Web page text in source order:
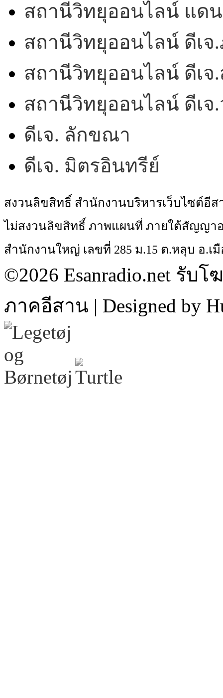
สถานีวิทยุออนไลน์ แดน
สถานีวิทยุออนไลน์ ดีเจ
สถานีวิทยุออนไลน์ ดีเจ
สถานีวิทยุออนไลน์ ดีเ
ดีเจ. ลักขณา
ดีเจ. มิตรอินทรีย์
สงวนลิขสิทธิ์ สำนักงานบริหารเว็บไซต์อีส
ไม่สงวนลิขสิทธิ์ ภาพแผนที่ ภายใต้สัญญ
สำนักงานใหญ่ เลขที่ 285 ม.15 ต.หลุบ อ.เ
©2026 Esanradio.net รับ
ภาคอีสาน | Designed by